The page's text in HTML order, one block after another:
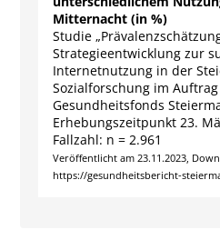
Mitternacht (in %)
Studie
Strategieentwicklung zur
Internetnutzung in der
Sozialforschung im
Gesundheitsfonds
Erhebungszeitpunkt 23.
Fallzahl: n = 2.961
Veröffentlicht am 23.11.2023,
https://gesundheitsbericht-